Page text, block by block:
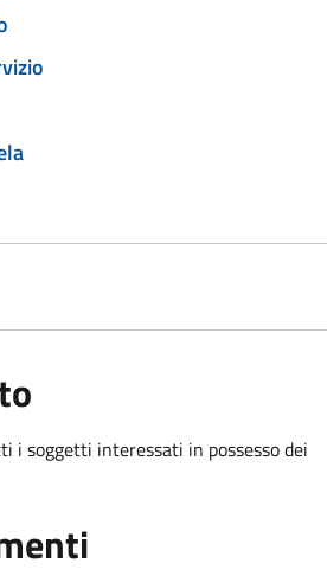
i soggetti interessati in possesso dei